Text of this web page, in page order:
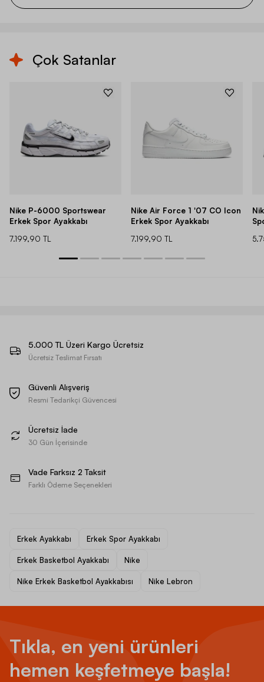
Çok Satanlar
Nike P-6000 Sportswear
Erkek Spor Ayakkabı
7.199,90 TL
Nike Air Force 1 '07 CO Icon
Erkek Spor Ayakkabı
7.199,90 TL
5.000 TL Üzeri Kargo Ücretsiz
Ücretsiz Teslimat Fırsatı
Güvenli Alışveriş
Resmi Tedarikçi Güvencesi
Ücretsiz İade
30 Gün İçerisinde
Vade Farksız 2 Taksit
Farklı Ödeme Seçenekleri
Erkek Ayakkabı Erkek Spor Ayakkabı
Erkek Basketbol Ayakkabı Nike
Nike Erkek Basketbol Ayakkabısı Nike Lebron
Tıkla, en yeni ürünleri
hemen keşfetmeye başla!